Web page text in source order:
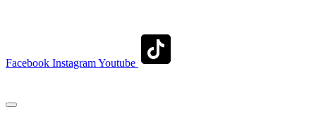
Facebook InstagramYoutube